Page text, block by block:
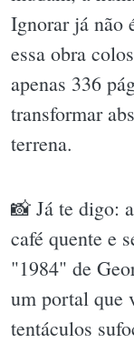
Ignorar já não
essa obra
apenas 336
transformar
terrena.
📸 Já te digo:
café quente e
"1984" de
um portal que
tentáculos